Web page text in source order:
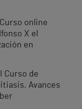
online
X el
en
Curso de
Avances